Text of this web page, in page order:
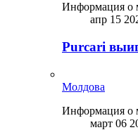
Информация о
апр 15
Purcari
Молдова
Информация о
март 06